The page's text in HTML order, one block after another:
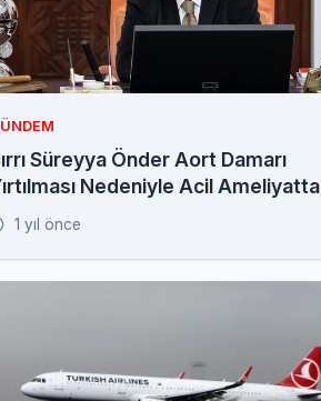
Süreyya Önder Aort Damarı
Nedeniyle Acil Ameliyatta
1 yıl önce